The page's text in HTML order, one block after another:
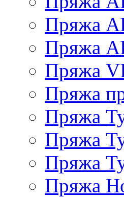
Пряжа
Пряжа
Пряжа
Пряжа
Пряжа
Пряжа
Пряжа
Пряжа